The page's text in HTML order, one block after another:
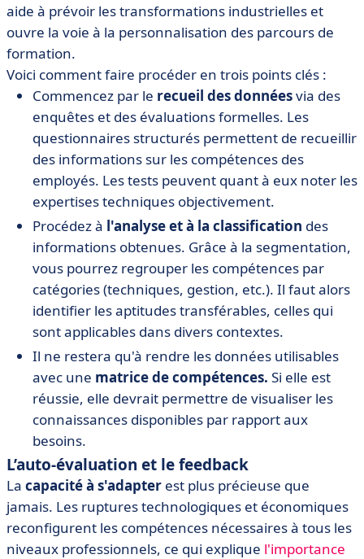
aide à prévoir les transformations industrielles et
ouvre la voie à la personnalisation des parcours de
formation.
Voici comment faire procéder en trois points clés :
Commencez par le recueil des donnéesvia des
enquêtes et des évaluations formelles. Les
questionnaires structurés permettent de recueillir
des informations sur les compétences des
employés. Les tests peuvent quant à eux noter les
expertises techniques objectivement.
Procédez à l'analyse et à la classification des
informations obtenues. Grâce à la segmentation,
vous pourrez regrouper les compétences par
catégories (techniques, gestion, etc.). Il faut alors
identifier les aptitudes transférables, celles qui
sont applicables dans divers contextes.
Il ne restera qu'à rendre les données utilisables
avec une matrice de compétences. Si elle est
réussie, elle devrait permettre de visualiser les
connaissances disponibles par rapport aux
besoins.
L’auto-évaluation et le feedback
La capacité à s'adapter est plus précieuse que
jamais. Les ruptures technologiques et économiques
reconfigurent les compétences nécessaires à tous les
niveaux professionnels, ce qui explique l'importance